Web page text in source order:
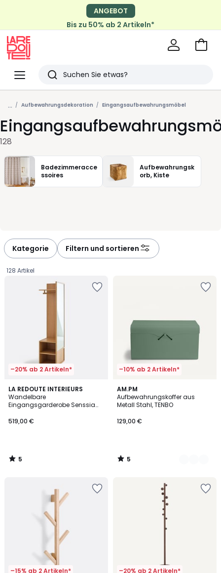
ANGEBOT
Bis zu 50% ab 2 Artikeln*
Menü
Redoute
Suchen
Zuletzt
angesehen
Artikel
Zum
... Aufbewahrungsdekoration Eingangsaufbewahrungsmöbel
128
Badezimmeracce
ssoires
Aufbewahrungsk
orb, Kiste
Kategorie Filtern und sortieren
128 Artikel
–20% ab 2 Artikeln*
LA REDOUTE INTERIEURS
Wandelbare
Eingangsgarderobe Senssia
€.
519,00 €
5
/
5
5
/
–10% ab 2 Artikeln*
AM.PM
Aufbewahrungskoffer aus
Metall Stahl, TENBO
129,00 €
5
/
5
3
Farben
5
/
–15% ab 2 Artikeln* –20% ab 2 Artikeln*